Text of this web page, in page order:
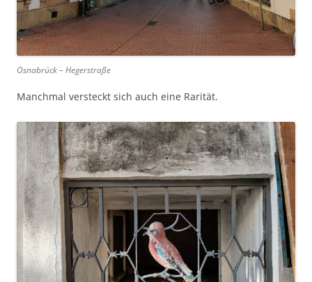
Osnabrück – Hegerstraße
Manchmal versteckt sich auch eine Rarität.